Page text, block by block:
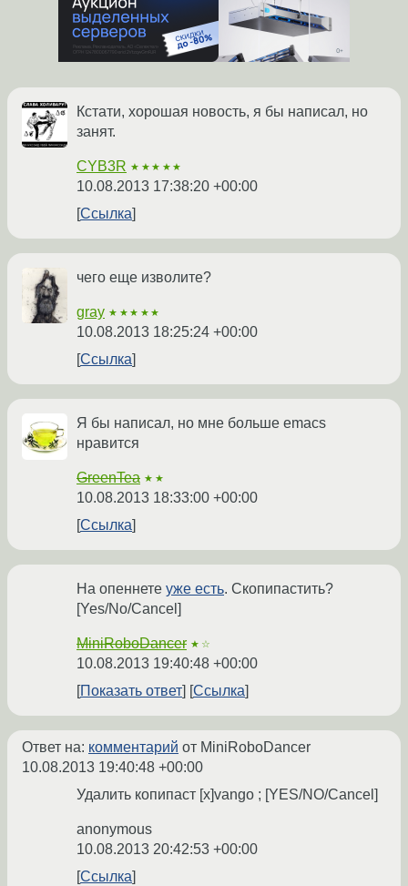
Кстати, хорошая новость, я бы написал, но
занят.
CYB3R ★★★★★
10.08.2013 17:38:20 +00:00
Ссылка
чего еще изволите?
gray ★★★★★
10.08.2013 18:25:24 +00:00
Ссылка
Я бы написал, но мне больше emacs
нравится
GreenTea ★★
10.08.2013 18:33:00 +00:00
Ссылка
На опеннете уже есть. Скопипастить?
[Yes/No/Cancel]
MiniRoboDancer ★☆
10.08.2013 19:40:48 +00:00
Показать ответ
Ссылка
Ответ на: комментарий от MiniRoboDancer
10.08.2013 19:40:48 +00:00
Удалить копипаст [x]vango ; [YES/NO/Cancel]
anonymous
10.08.2013 20:42:53 +00:00
Ссылка